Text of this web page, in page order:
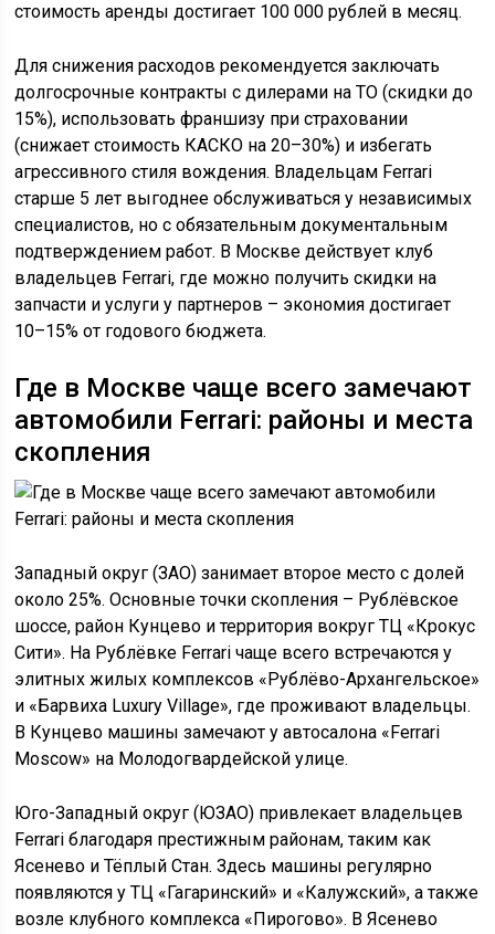
стоимость аренды достигает 100 000 рублей в месяц.
Для снижения расходов рекомендуется заключать
долгосрочные контракты с дилерами на ТО (скидки до
15%), использовать франшизу при страховании
(снижает стоимость КАСКО на 20–30%) и избегать
агрессивного стиля вождения. Владельцам Ferrari
старше 5 лет выгоднее обслуживаться у независимых
специалистов, но с обязательным документальным
подтверждением работ. В Москве действует клуб
владельцев Ferrari, где можно получить скидки на
запчасти и услуги у партнеров – экономия достигает
10–15% от годового бюджета.
Где в Москве чаще всего замечают
автомобили Ferrari: районы и места
скопления
Западный округ (ЗАО) занимает второе место с долей
около 25%. Основные точки скопления – Рублёвское
шоссе, район Кунцево и территория вокруг ТЦ «Крокус
Сити». На Рублёвке Ferrari чаще всего встречаются у
элитных жилых комплексов «Рублёво-Архангельское»
и «Барвиха Luxury Village», где проживают владельцы.
В Кунцево машины замечают у автосалона «Ferrari
Moscow» на Молодогвардейской улице.
Юго-Западный округ (ЮЗАО) привлекает владельцев
Ferrari благодаря престижным районам, таким как
Ясенево и Тёплый Стан. Здесь машины регулярно
появляются у ТЦ «Гагаринский» и «Калужский», а также
возле клубного комплекса «Пирогово». В Ясенево